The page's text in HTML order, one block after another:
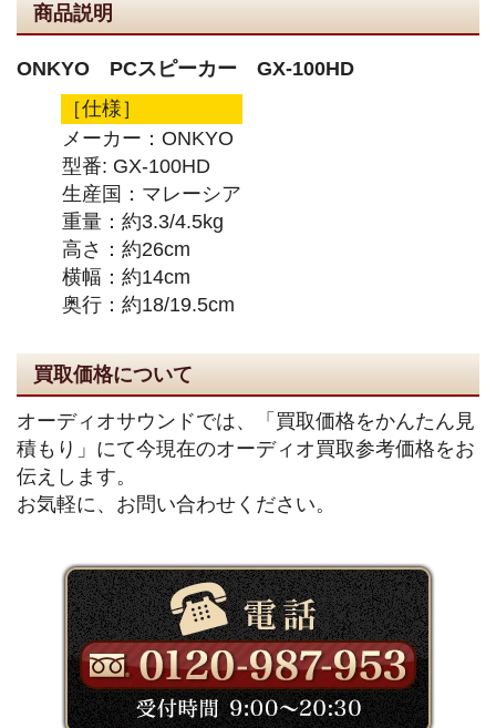
商品説明
ONKYO PCスピーカー GX-100HD
［仕様］
メーカー：ONKYO
型番: GX-100HD
生産国：マレーシア
重量：約3.3/4.5kg
高さ：約26cm
横幅：約14cm
奥行：約18/19.5cm
買取価格について
オーディオサウンドでは、「買取価格をかんたん見
積もり」にて今現在のオーディオ買取参考価格をお
伝えします。
お気軽に、お問い合わせください。